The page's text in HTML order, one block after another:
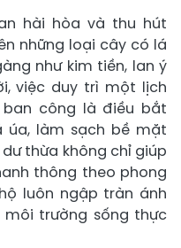
hài hòa và thu hút
những loại cây có lá
như kim tiền, lan ý
việc duy trì một lịch
công là điều bắt
úa, làm sạch bề mặt
thừa không chỉ giúp
thông theo phong
luôn ngập tràn ánh
trường sống thực